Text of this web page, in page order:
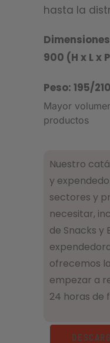
hasta la
900 (H x L x
Peso: 195/
Mayor
productos
Nuestro
y
sectores y
necesitar,
de Snacks y
ofrecemos
empezar a
24 horas de